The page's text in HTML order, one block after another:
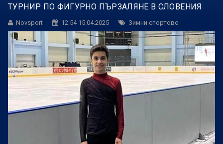
ТУРНИР ПО ФИГУРНО ПЪРЗАЛЯНЕ В СЛОВЕНИЯ
Novsport 12:54 15.04.2025 Зимни спортове